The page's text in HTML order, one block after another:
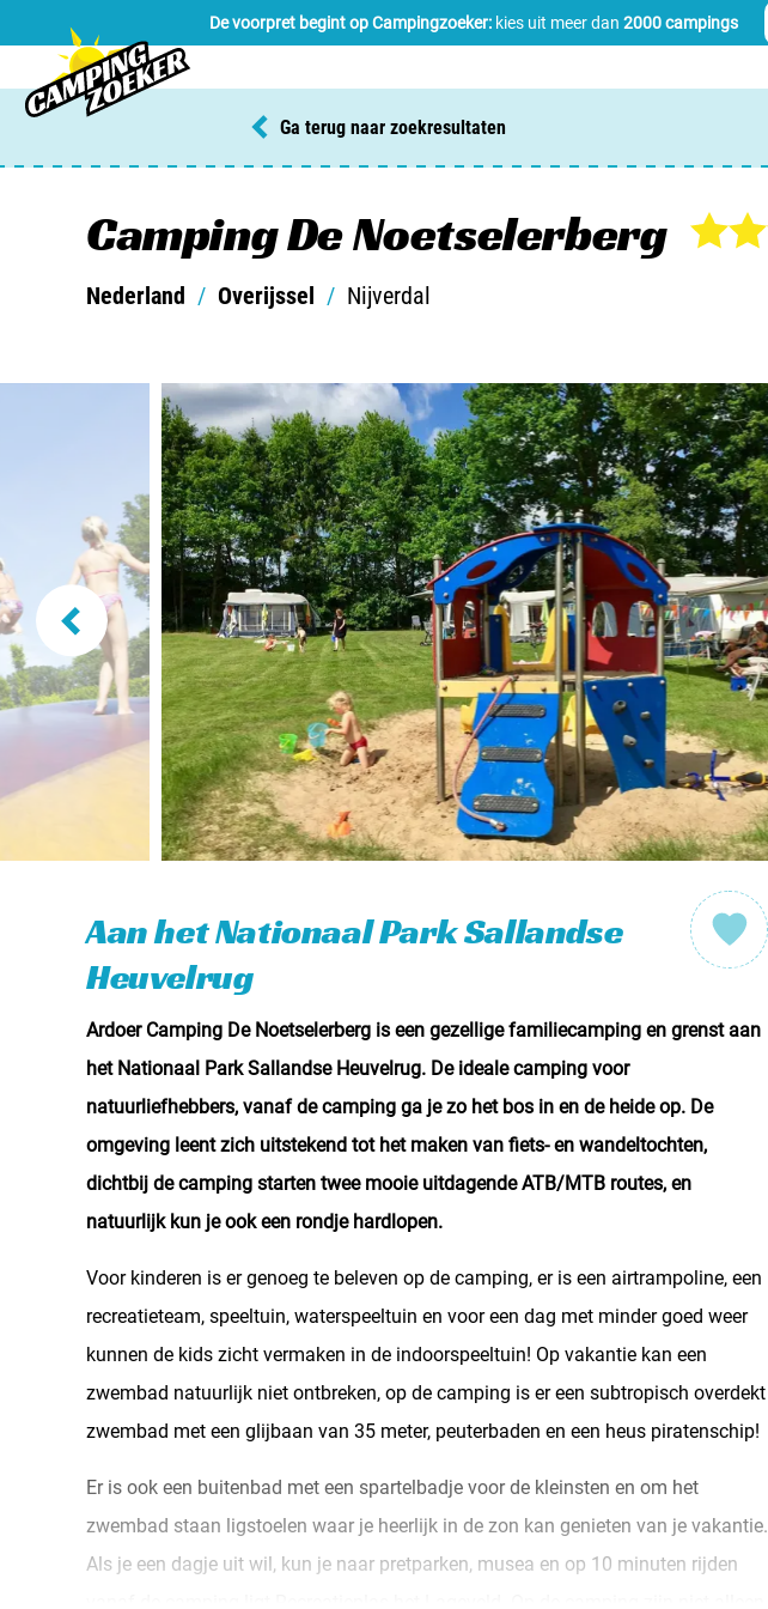
De voorpret begint op Campingzoeker: kies uit meer dan 2000 campings
Ga terug naar zoekresultaten
Camping De Noetselerberg
Nederland / Overijssel / Nijverdal
Aan het Nationaal Park Sallandse
Heuvelrug
Ardoer Camping De Noetselerberg is een gezellige familiecamping en grenst aan
het Nationaal Park Sallandse Heuvelrug. De ideale camping voor
natuurliefhebbers, vanaf de camping ga je zo het bos in en de heide op. De
omgeving leent zich uitstekend tot het maken van fiets- en wandeltochten,
dichtbij de camping starten twee mooie uitdagende ATB/MTB routes, en
natuurlijk kun je ook een rondje hardlopen.
Voor kinderen is er genoeg te beleven op de camping, er is een airtrampoline, een
recreatieteam, speeltuin, waterspeeltuin en voor een dag met minder goed weer
kunnen de kids zicht vermaken in de indoorspeeltuin! Op vakantie kan een
zwembad natuurlijk niet ontbreken, op de camping is er een subtropisch overdekt
zwembad met een glijbaan van 35 meter, peuterbaden en een heus piratenschip!
Er is ook een buitenbad met een spartelbadje voor de kleinsten en om het
zwembad staan ligstoelen waar je heerlijk in de zon kan genieten van je vakantie.
Als je een dagje uit wil, kun je naar pretparken, musea en op 10 minuten rijden